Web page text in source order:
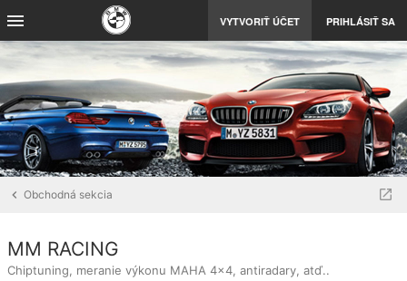
VYTVORIŤ ÚČET PRIHLÁSIŤ SA
Obchodná sekcia
MM RACING
Chiptuning, meranie výkonu MAHA 4x4, antiradary, atď..